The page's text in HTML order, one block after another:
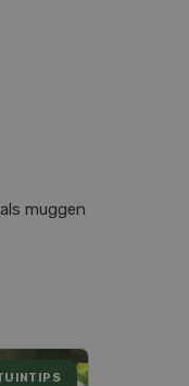
muggen